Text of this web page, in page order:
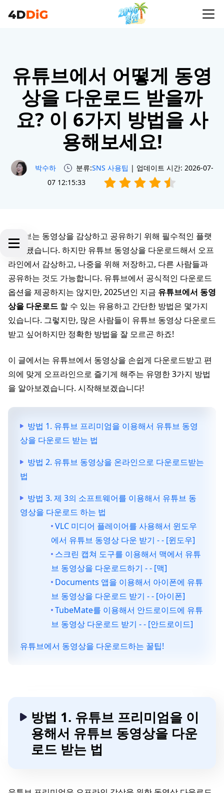
유튜브에서 어떻게 동영
상을 다운로드 받을까
요? 이 6가지 방법을 사
용해보세요!
박수하 분류:SNS 사용팁 | 업데이트 시간: 2026-07-
07 12:15:33
유튜브는 동영상을 감상하고 공유하기 위해 필수적인 플랫
폼이 됐습니다. 하지만 유튜브 동영상을 다운로드해서 오프
라인에서 감상하고, 나중을 위해 저장하고, 다른 사람들과
공유하는 것도 가능합니다. 유튜브에서 공식적인 다운로드
옵션을 제공하지는 않지만, 2025년인 지금 유튜브에서 동영
상을 다운로드 할 수 있는 유용하고 간단한 방법은 몇가지
있습니다. 그렇지만, 많은 사람들이 유튜브 동영상 다운로드
받고 싶어하지만 정확한 방법을 잘 모르곤 하죠!
이 글에서는 유튜브에서 동영상을 손쉽게 다운로드받고 편
의에 맞게 오프라인으로 즐기게 해주는 유명한 3가지 방법
을 알아보겠습니다. 시작해보겠습니다!
방법 1. 유튜브 프리미엄을 이용해서 유튜브 동영
상을 다운로드 받는 법
방법 2. 유튜브 동영상을 온라인으로 다운로드받는
법
방법 3. 제 3의 소프트웨어를 이용해서 유튜브 동
영상을 다운로드 하는 법
VLC 미디어 플레이어를 사용해서 윈도우
에서 유튜브 동영상 다운 받기 - - [윈도우]
스크린 캡쳐 도구를 이용해서 맥에서 유튜
브 동영상을 다운로드하기 - - [맥]
Documents 앱을 이용해서 아이폰에 유튜
브 동영상을 다운로드 받기 - - [아이폰]
TubeMate를 이용해서 안드로이드에 유튜
브 동영상 다운로드 받기 - - [안드로이드]
유튜브에서 동영상을 다운로드하는 꿀팁!
방법 1. 유튜브 프리미엄을 이
용해서 유튜브 동영상을 다운
로드 받는 법